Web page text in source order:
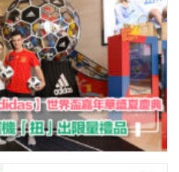
奇素材讓她的作品好評如潮